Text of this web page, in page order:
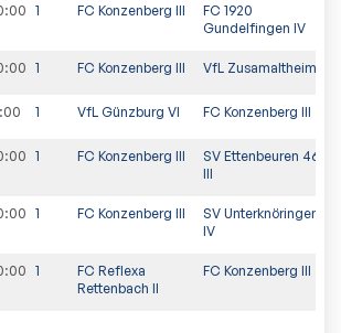
1 FC Konzenberg III
FC 1920
Gundelfingen IV
1 FC Konzenberg III VfL Zusamaltheim
1 VfL Günzburg VI FC Konzenberg III
1 FC Konzenberg III
SV Ettenbeuren 46
III
1 FC Konzenberg III
SV Unterknöringen
IV
1
FC Reflexa
Rettenbach II
FC Konzenberg III